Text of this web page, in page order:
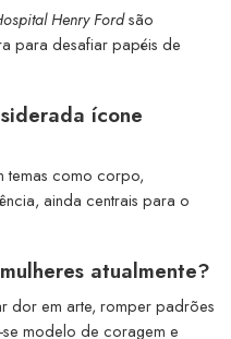
Henry Fordsão
para desafiar papéis de
ícone
temas como corpo,
ainda centrais para o
atualmente?
dor em arte, romper padrões
modelo de coragem e